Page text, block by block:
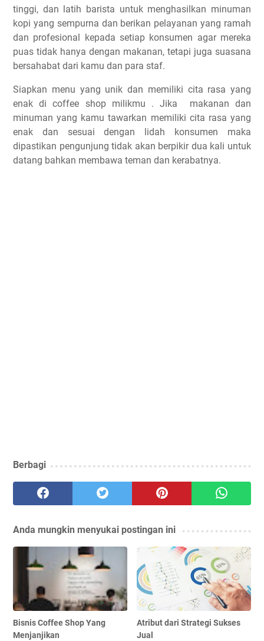
tinggi, dan latih barista untuk menghasilkan minuman
kopi yang sempurna dan berikan pelayanan yang ramah
dan profesional kepada setiap konsumen agar mereka
puas tidak hanya dengan makanan, tetapi juga suasana
bersahabat dari kamu dan para staf.
Siapkan menu yang unik dan memiliki cita rasa yang
enak di coffee shop milikmu . Jika makanan dan
minuman yang kamu tawarkan memiliki cita rasa yang
enak dan sesuai dengan lidah konsumen maka
dipastikan pengunjung tidak akan berpikir dua kali untuk
datang bahkan membawa teman dan kerabatnya.
Berbagi
Anda mungkin menyukai postingan ini
Bisnis Coffee Shop Yang
Menjanjikan
Atrіbut dari Strategi Sukses
Juаl